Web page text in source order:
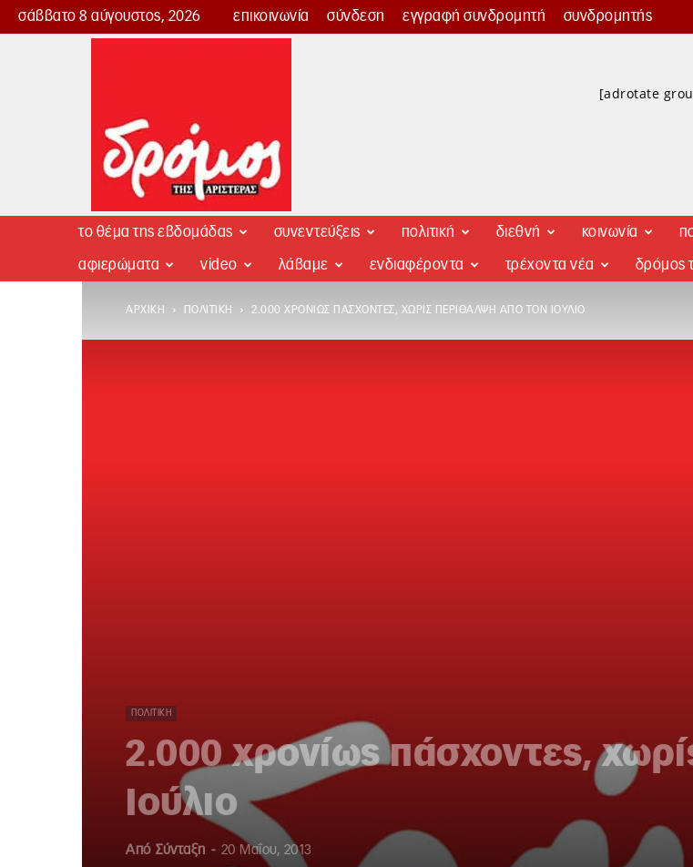
σάββατο 8 αύγουστος, 2026 επικοινωνία σύνδεση εγγραφή συνδρομητή συνδρομητής
Δρόμος
[adrotate
το θέμα της εβδομάδας συνεντεύξεις πολιτική διεθνή κοινωνία
αφιερώματα video λάβαμε ενδιαφέροντα τρέχοντα νέα δρόμος
ΑΡΧΙΚΉ ΠΟΛΙΤΙΚΉ 2.000 ΧΡΟΝΊΩΣ ΠΆΣΧΟΝΤΕΣ, ΧΩΡΊΣ ΠΕΡΊΘΑΛΨΗ ΑΠΌ ΤΟΝ ΙΟΎΛΙΟ
ΠΟΛΙΤΙΚΉ
2.000 χρονίως πάσχοντες,
Ιούλιο
Από Σύνταξη - 20 Μαΐου, 2013